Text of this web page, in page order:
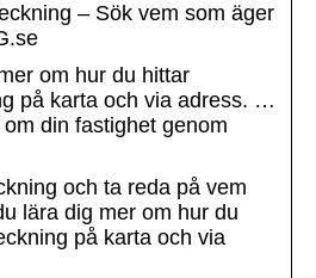
– Sök vem som äger
om hur du hittar
på karta och via adress. …
din fastighet genom
och ta reda på vem
lära dig mer om hur du
på karta och via